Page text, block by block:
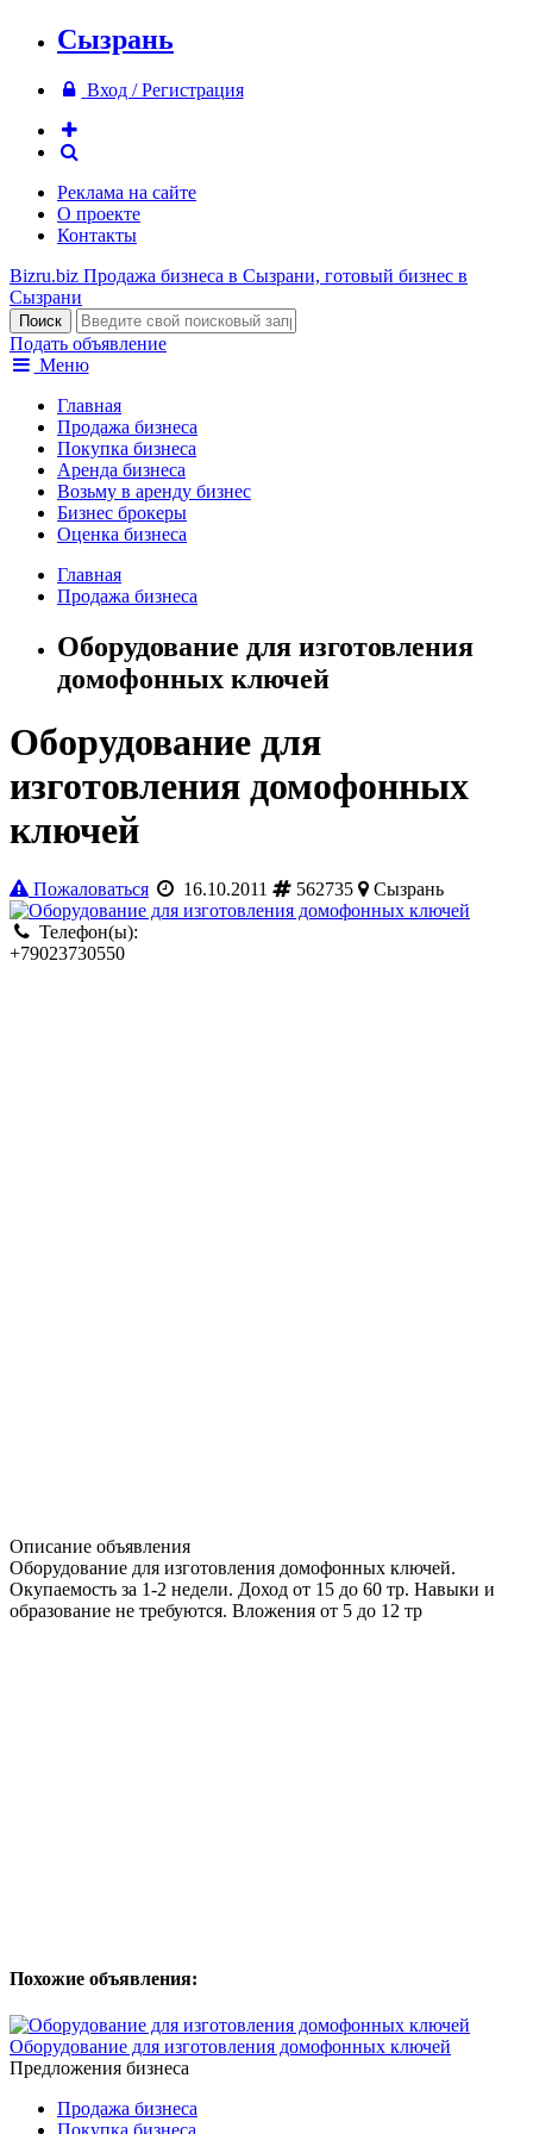
Сызрань
Вход / Регистрация
Реклама на сайте
О проекте
Контакты
Bizru.biz Продажа бизнеса в Сызрани, готовый бизнес в
Сызрани
Подать объявление
Меню
Главная
Продажа бизнеса
Покупка бизнеса
Аренда бизнеса
Возьму в аренду бизнес
Бизнес брокеры
Оценка бизнеса
Главная
Продажа бизнеса
Оборудование для изготовления
домофонных ключей
Оборудование для
изготовления домофонных
ключей
Пожаловаться 16.10.2011 562735 Сызрань
Телефон(ы):
+79023730550
Описание объявления
Оборудование для изготовления домофонных ключей.
Окупаемость за 1-2 недели. Доход от 15 до 60 тр. Навыки и
образование не требуются. Вложения от 5 до 12 тр
Похожие объявления:
Оборудование для изготовления домофонных ключей
Предложения бизнеса
Продажа бизнеса